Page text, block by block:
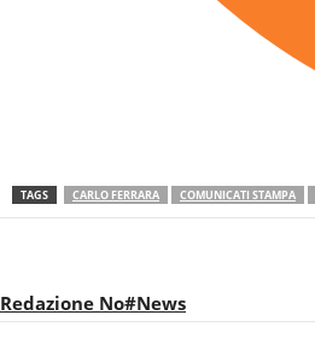
TAGS CARLO FERRARA COMUNICATI STAMPA
Redazione No#News